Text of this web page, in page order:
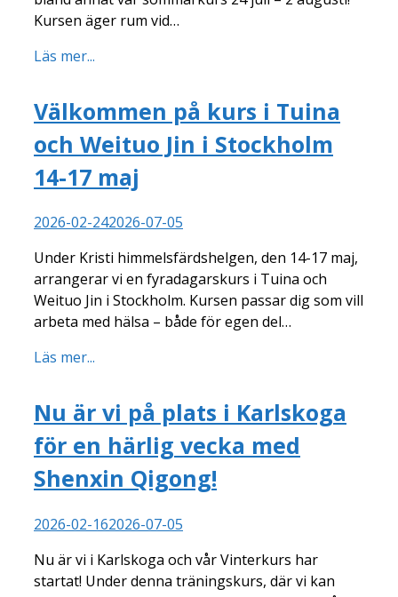
Kursen äger rum vid…
Läs mer...
Välkommen på kurs i Tuina
och Weituo Jin i Stockholm
14-17 maj
2026-02-242026-07-05
Under Kristi himmelsfärdshelgen, den 14-17 maj,
arrangerar vi en fyradagarskurs i Tuina och
Weituo Jin i Stockholm. Kursen passar dig som vill
arbeta med hälsa – både för egen del…
Läs mer...
Nu är vi på plats i Karlskoga
för en härlig vecka med
Shenxin Qigong!
2026-02-162026-07-05
Nu är vi i Karlskoga och vår Vinterkurs har
startat! Under denna träningskurs, där vi kan